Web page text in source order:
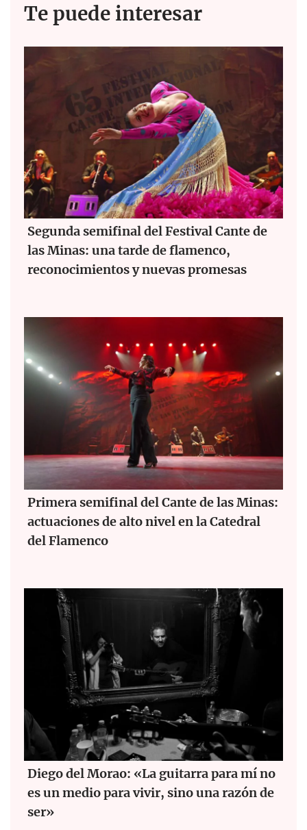
Te puede interesar
Segunda semifinal del Festival Cante de
las Minas: una tarde de flamenco,
reconocimientos y nuevas promesas
Primera semifinal del Cante de las Minas:
actuaciones de alto nivel en la Catedral
del Flamenco
Diego del Morao: «La guitarra para mí no
es un medio para vivir, sino una razón de
ser»